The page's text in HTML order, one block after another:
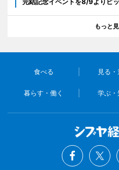
もっと
食べる 見る
暮らす・働く 学ぶ・